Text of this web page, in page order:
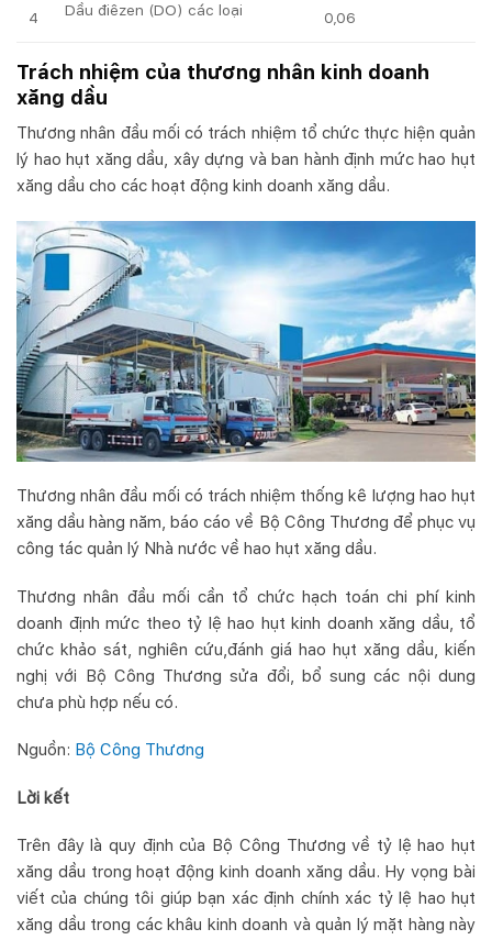
4 Dầu điêzen (DO) các loại 0,06
Trách nhiệm của thương nhân kinh doanh
xăng dầu
Thương nhân đầu mối có trách nhiệm tổ chức thực hiện quản
lý hao hụt xăng dầu, xây dựng và ban hành định mức hao hụt
xăng dầu cho các hoạt động kinh doanh xăng dầu.
Thương nhân đầu mối có trách nhiệm thống kê lượng hao hụt
xăng dầu hàng năm, báo cáo về Bộ Công Thương để phục vụ
công tác quản lý Nhà nước về hao hụt xăng dầu.
Thương nhân đầu mối cần tổ chức hạch toán chi phí kinh
doanh định mức theo tỷ lệ hao hụt kinh doanh xăng dầu, tổ
chức khảo sát, nghiên cứu,đánh giá hao hụt xăng dầu, kiến
nghị với Bộ Công Thương sửa đổi, bổ sung các nội dung
chưa phù hợp nếu có.
Nguồn: Bộ Công Thương
Lời kết
Trên đây là quy định của Bộ Công Thương về tỷ lệ hao hụt
xăng dầu trong hoạt động kinh doanh xăng dầu. Hy vọng bài
viết của chúng tôi giúp bạn xác định chính xác tỷ lệ hao hụt
xăng dầu trong các khâu kinh doanh và quản lý mặt hàng này